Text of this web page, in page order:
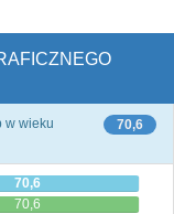
70,6
w wieku
70,6
70,6